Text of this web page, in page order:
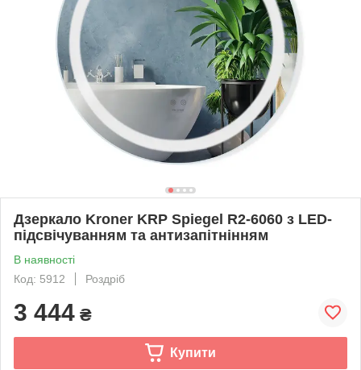
Дзеркало Kroner KRP Spiegel R2-6060 з LED-
підсвічуванням та антизапітнінням
В наявності
Код: 5912
Роздріб
3 444 ₴
Купити